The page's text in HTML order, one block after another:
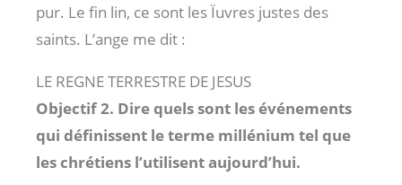
pur. Le fin lin, ce sont les Ïuvres justes des
saints. L’ange me dit :
LE REGNE TERRESTRE DE JESUS
Objectif 2. Dire quels sont les événements
qui définissent le terme millénium tel que
les chrétiens l’utilisent aujourd’hui.